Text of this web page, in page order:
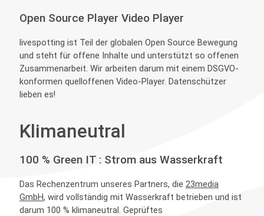
Open Source Player Video Player
livespotting ist Teil der globalen Open Source Bewegung
und steht für offene Inhalte und unterstützt so offenen
Zusammenarbeit. Wir arbeiten darum mit einem DSGVO-
konformen quelloffenen Video-Player. Datenschützer
lieben es!
Klimaneutral
100 % Green IT : Strom aus Wasserkraft
Das Rechenzentrum unseres Partners, die 23media
GmbH, wird vollständig mit Wasserkraft betrieben und ist
darum 100 % klimaneutral. Geprüftes